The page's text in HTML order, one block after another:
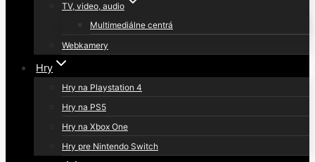
TV, video, audio
Multimediálne centrá
Webkamery
Hry
Hry na Playstation 4
Hry na PS5
Hry na Xbox One
Hry pre Nintendo Switch